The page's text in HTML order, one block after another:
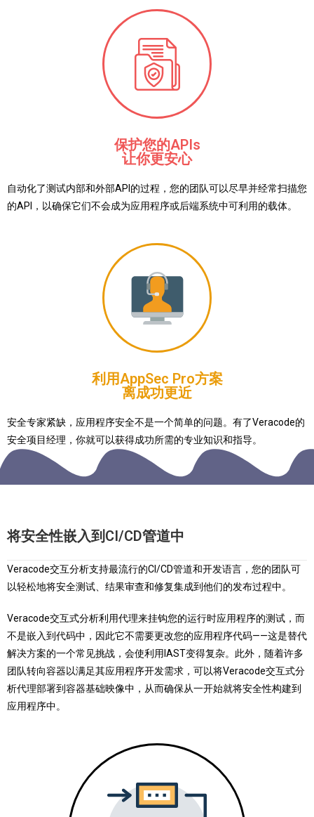
保护您的APIs
让你更安心
自动化了测试内部和外部API的过程，您的团队可以尽早并经常扫描您
的API，以确保它们不会成为应用程序或后端系统中可利用的载体。
利用AppSec Pro方案
离成功更近
安全专家紧缺，应用程序安全不是一个简单的问题。有了Veracode的
安全项目经理，你就可以获得成功所需的专业知识和指导。
将安全性嵌入到CI/CD管道中
Veracode交互分析支持最流行的CI/CD管道和开发语言，您的团队可
以轻松地将安全测试、结果审查和修复集成到他们的发布过程中。
Veracode交互式分析利用代理来挂钩您的运行时应用程序的测试，而
不是嵌入到代码中，因此它不需要更改您的应用程序代码——这是替代
解决方案的一个常见挑战，会使利用IAST变得复杂。此外，随着许多
团队转向容器以满足其应用程序开发需求，可以将Veracode交互式分
析代理部署到容器基础映像中，从而确保从一开始就将安全性构建到
应用程序中。